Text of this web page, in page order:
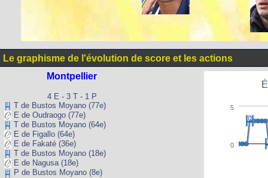
Le graphisme de l'évolution de score et les actions
Montpellier
4 E - 3 T - 1 P
T de Bustos Moyano (77e)
E de Oudraogo (77e)
T de Bustos Moyano (64e)
E de Figallo (64e)
E de Fakaté (36e)
T de Bustos Moyano (18e)
E de Nagusa (18e)
P de Bustos Moyano (8e)
0
5